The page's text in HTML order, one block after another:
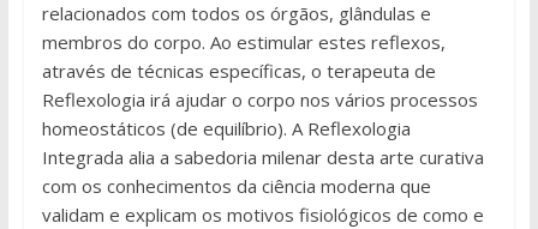
relacionados com todos os órgãos, glândulas e
membros do corpo. Ao estimular estes reflexos,
através de técnicas específicas, o terapeuta de
Reflexologia irá ajudar o corpo nos vários processos
homeostáticos (de equilíbrio). A Reflexologia
Integrada alia a sabedoria milenar desta arte curativa
com os conhecimentos da ciência moderna que
validam e explicam os motivos fisiológicos de como e